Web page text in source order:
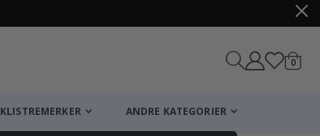
0varer
KLISTREMERKER ANDRE KATEGORIER